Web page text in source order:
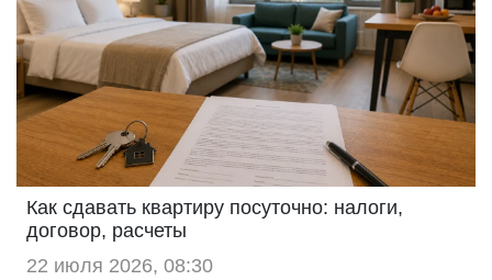
Как сдавать квартиру посуточно: налоги,
договор, расчеты
22 июля 2026, 08:30